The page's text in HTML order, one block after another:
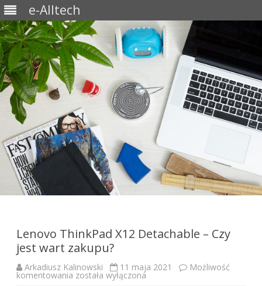
e-Alltech
Lenovo ThinkPad X12 Detachable – Czy
jest wart zakupu?
Arkadiusz Kalinowski 11 maja 2021 Możliwość
komentowania Lenovo
została wyłączona